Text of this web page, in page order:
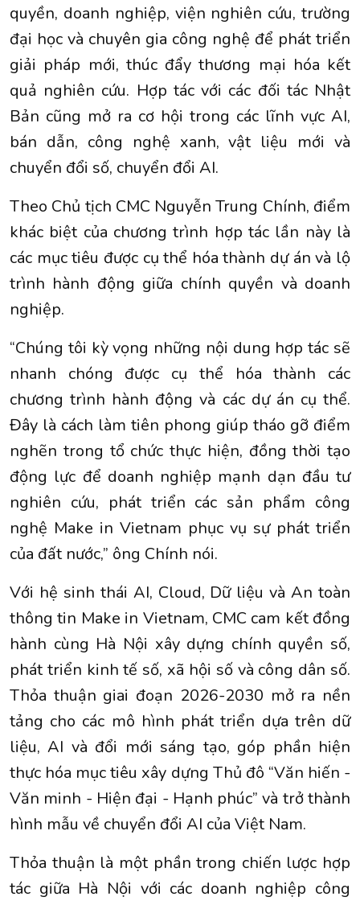
quyền, doanh nghiệp, viện nghiên cứu, trường
đại học và chuyên gia công nghệ để phát triển
giải pháp mới, thúc đẩy thương mại hóa kết
quả nghiên cứu. Hợp tác với các đối tác Nhật
Bản cũng mở ra cơ hội trong các lĩnh vực AI,
bán dẫn, công nghệ xanh, vật liệu mới và
chuyển đổi số, chuyển đổi AI.
Theo Chủ tịch CMC Nguyễn Trung Chính, điểm
khác biệt của chương trình hợp tác lần này là
các mục tiêu được cụ thể hóa thành dự án và lộ
trình hành động giữa chính quyền và doanh
nghiệp.
“Chúng tôi kỳ vọng những nội dung hợp tác sẽ
nhanh chóng được cụ thể hóa thành các
chương trình hành động và các dự án cụ thể.
Đây là cách làm tiên phong giúp tháo gỡ điểm
nghẽn trong tổ chức thực hiện, đồng thời tạo
động lực để doanh nghiệp mạnh dạn đầu tư
nghiên cứu, phát triển các sản phẩm công
nghệ Make in Vietnam phục vụ sự phát triển
của đất nước,” ông Chính nói.
Với hệ sinh thái AI, Cloud, Dữ liệu và An toàn
thông tin Make in Vietnam, CMC cam kết đồng
hành cùng Hà Nội xây dựng chính quyền số,
phát triển kinh tế số, xã hội số và công dân số.
Thỏa thuận giai đoạn 2026-2030 mở ra nền
tảng cho các mô hình phát triển dựa trên dữ
liệu, AI và đổi mới sáng tạo, góp phần hiện
thực hóa mục tiêu xây dựng Thủ đô “Văn hiến -
Văn minh - Hiện đại - Hạnh phúc” và trở thành
hình mẫu về chuyển đổi AI của Việt Nam.
Thỏa thuận là một phần trong chiến lược hợp
tác giữa Hà Nội với các doanh nghiệp công